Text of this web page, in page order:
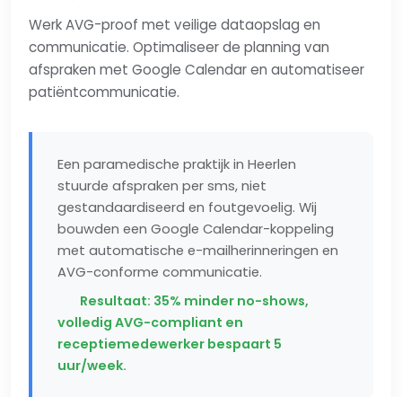
Werk AVG-proof met veilige dataopslag en
communicatie. Optimaliseer de planning van
afspraken met Google Calendar en automatiseer
patiëntcommunicatie.
Een paramedische praktijk in Heerlen
stuurde afspraken per sms, niet
gestandaardiseerd en foutgevoelig. Wij
bouwden een Google Calendar-koppeling
met automatische e-mailherinneringen en
AVG-conforme communicatie.
Resultaat: 35% minder no-shows,
volledig AVG-compliant en
receptiemedewerker bespaart 5
uur/week.